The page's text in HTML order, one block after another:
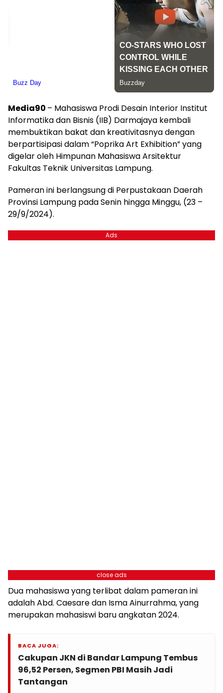
Media90 – Mahasiswa Prodi Desain Interior Institut
Informatika dan Bisnis (IIB) Darmajaya kembali
membuktikan bakat dan kreativitasnya dengan
berpartisipasi dalam “Poprika Art Exhibition” yang
digelar oleh Himpunan Mahasiswa Arsitektur
Fakultas Teknik Universitas Lampung.
Pameran ini berlangsung di Perpustakaan Daerah
Provinsi Lampung pada Senin hingga Minggu, (23 –
29/9/2024).
Ads
close ads
Dua mahasiswa yang terlibat dalam pameran ini
adalah Abd. Caesare dan Isma Ainurrahma, yang
merupakan mahasiswi baru angkatan 2024.
BACA JUGA:
Cakupan JKN di Bandar Lampung Tembus
96,52 Persen, Segmen PBI Masih Jadi
Tantangan